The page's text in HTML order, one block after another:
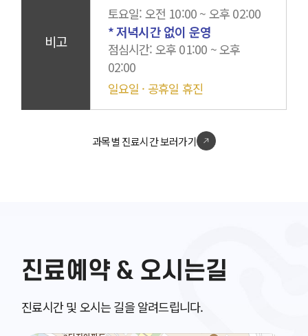
비고
토요일: 오전 10:00 ~ 오후 02:00
* 저녁시간 없이 운영
점심시간: 오후 01:00 ~ 오후
02:00
일요일 · 공휴일 휴진
과목별 진료시간 보러가기
진료예약 & 오시는길
진료시간 및 오시는 길을 알려드립니다.